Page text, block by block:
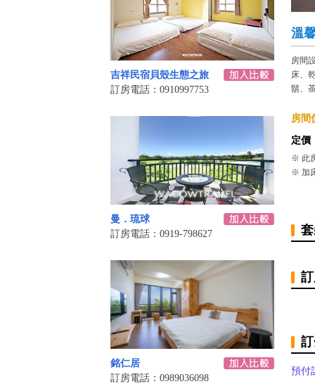
吉祥民宿貝殼生態之旅
訂房電話：0910997753
曼．琉球
訂房電話：0919-798627
銘仁居
訂房電話：0989036098
溫
房間
床、
鬍、
房間
定價
※ 此
※ 加
預付